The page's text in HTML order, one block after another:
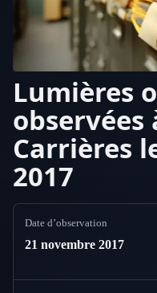
Lumières
observées
Carrières
2017
Date d’observation
21 novembre 2017